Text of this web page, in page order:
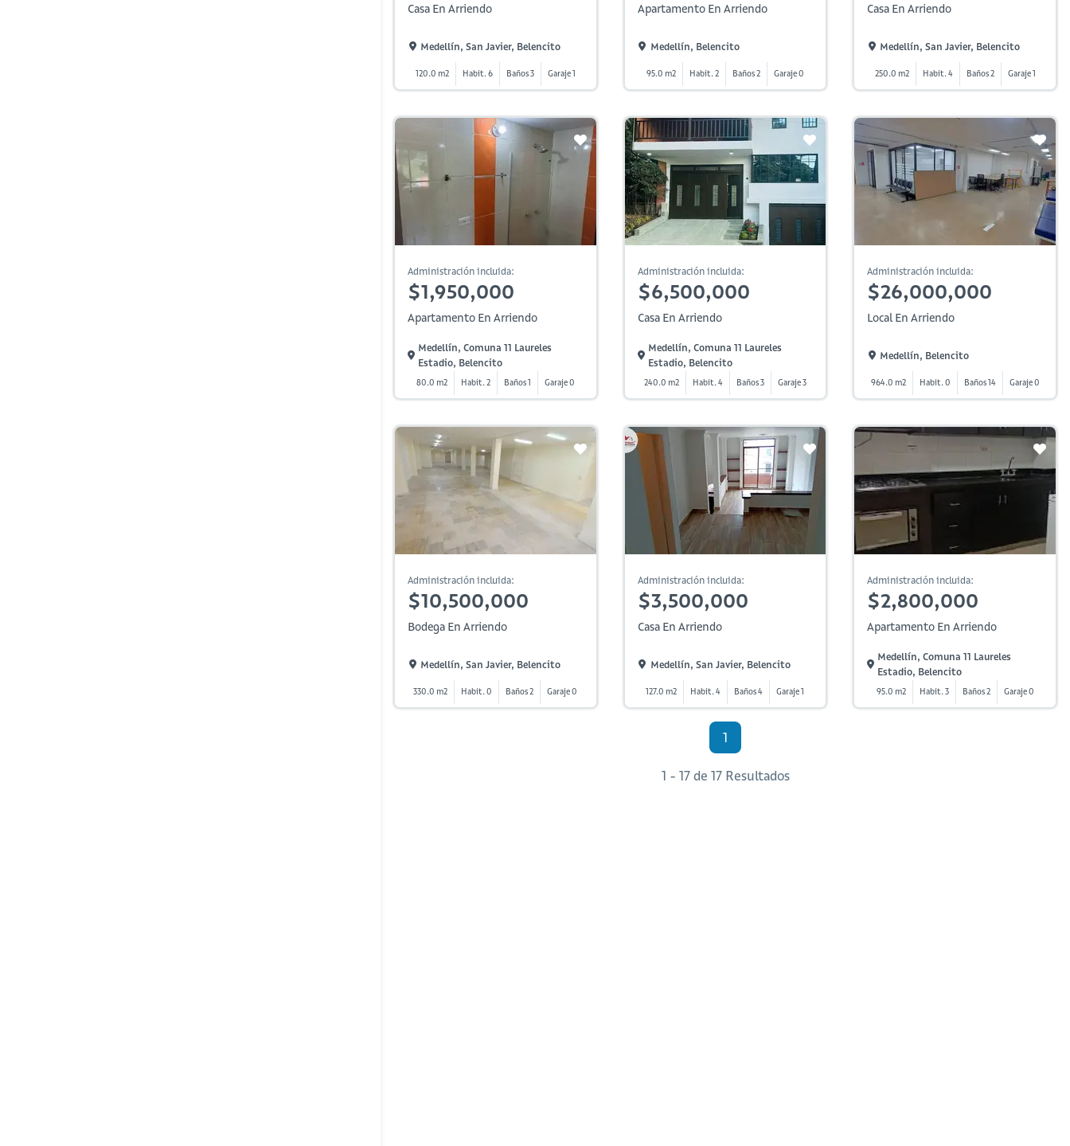
Casa En Arriendo
Medellín, San Javier, Belencito
120.0 m2 Habit. 6 Baños 3 Garaje 1
Apartamento En Arriendo
Medellín, Belencito
95.0 m2 Habit. 2 Baños 2 Garaje 0
Casa En Arriendo
Medellín, San Javier, Belencito
250.0 m2 Habit. 4 Baños 2 Garaje 1
Administración incluida:
$1,950,000
Apartamento En Arriendo
Medellín, Comuna 11 Laureles
Estadio, Belencito
80.0 m2 Habit. 2 Baños 1 Garaje 0
Administración incluida:
$6,500,000
Casa En Arriendo
Medellín, Comuna 11 Laureles
Estadio, Belencito
240.0 m2 Habit. 4 Baños 3 Garaje 3
Administración incluida:
$26,000,000
Local En Arriendo
Medellín, Belencito
964.0 m2 Habit. 0 Baños 14 Garaje 0
Administración incluida:
$10,500,000
Bodega En Arriendo
Medellín, San Javier, Belencito
330.0 m2 Habit. 0 Baños 2 Garaje 0
Administración incluida:
$3,500,000
Casa En Arriendo
Medellín, San Javier, Belencito
127.0 m2 Habit. 4 Baños 4 Garaje 1
Administración incluida:
$2,800,000
Apartamento En Arriendo
Medellín, Comuna 11 Laureles
Estadio, Belencito
95.0 m2 Habit. 3 Baños 2 Garaje 0
1
1 - 17 de 17 Resultados